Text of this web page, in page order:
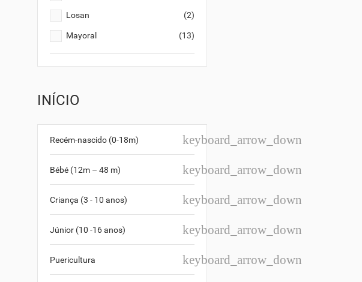
Losan (2)
Mayoral (13)
INÍCIO
Recém-nascido (0-18m) keyboard_arrow_down
Bébé (12m – 48 m) keyboard_arrow_down
Criança (3 - 10 anos) keyboard_arrow_down
Júnior (10 -16 anos) keyboard_arrow_down
Puericultura keyboard_arrow_down